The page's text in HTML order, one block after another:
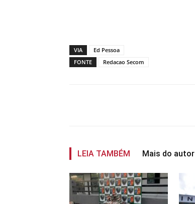
VIA
Ed Pessoa
FONTE
Redacao Secom
LEIA TAMBÉM Mais do autor